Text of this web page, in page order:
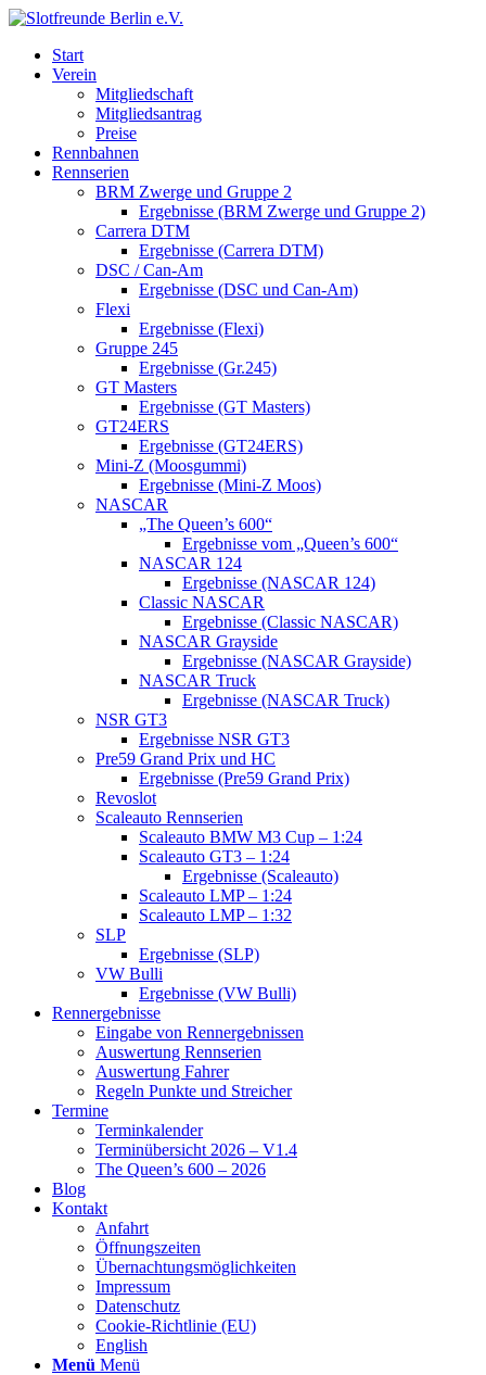
Start
Verein
Mitgliedschaft
Mitgliedsantrag
Preise
Rennbahnen
Rennserien
BRM Zwerge und Gruppe 2
Ergebnisse (BRM Zwerge und Gruppe 2)
Carrera DTM
Ergebnisse (Carrera DTM)
DSC / Can-Am
Ergebnisse (DSC und Can-Am)
Flexi
Ergebnisse (Flexi)
Gruppe 245
Ergebnisse (Gr.245)
GT Masters
Ergebnisse (GT Masters)
GT24ERS
Ergebnisse (GT24ERS)
Mini-Z (Moosgummi)
Ergebnisse (Mini-Z Moos)
NASCAR
„The Queen’s 600“
Ergebnisse vom „Queen’s 600“
NASCAR 124
Ergebnisse (NASCAR 124)
Classic NASCAR
Ergebnisse (Classic NASCAR)
NASCAR Grayside
Ergebnisse (NASCAR Grayside)
NASCAR Truck
Ergebnisse (NASCAR Truck)
NSR GT3
Ergebnisse NSR GT3
Pre59 Grand Prix und HC
Ergebnisse (Pre59 Grand Prix)
Revoslot
Scaleauto Rennserien
Scaleauto BMW M3 Cup – 1:24
Scaleauto GT3 – 1:24
Ergebnisse (Scaleauto)
Scaleauto LMP – 1:24
Scaleauto LMP – 1:32
SLP
Ergebnisse (SLP)
VW Bulli
Ergebnisse (VW Bulli)
Rennergebnisse
Eingabe von Rennergebnissen
Auswertung Rennserien
Auswertung Fahrer
Regeln Punkte und Streicher
Termine
Terminkalender
Terminübersicht 2026 – V1.4
The Queen’s 600 – 2026
Blog
Kontakt
Anfahrt
Öffnungszeiten
Übernachtungsmöglichkeiten
Impressum
Datenschutz
Cookie-Richtlinie (EU)
English
Menü Menü